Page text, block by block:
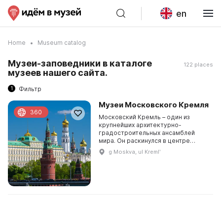
en
Home Museum catalog
Музеи-заповедники в каталоге
музеев нашего сайта.
122 places
1 Фильтр
Музеи Московского Кремля
Московский Кремль – один из
крупнейших архитектурно-
градостроительных ансамблей
мира. Он раскинулся в центре
столицы России на высоком холме
над Москвой-рекой. Высота стен
g Moskva, ul Kremlʹ
360